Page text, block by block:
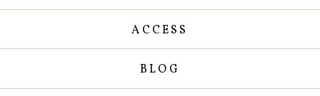
ACCESS
BLOG